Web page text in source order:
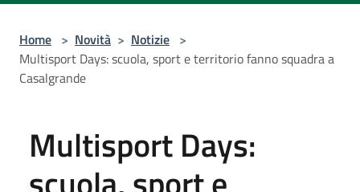
Home > Novità > Notizie >
Multisport Days: scuola, sport e territorio fanno squadra a
Casalgrande
Multisport Days: